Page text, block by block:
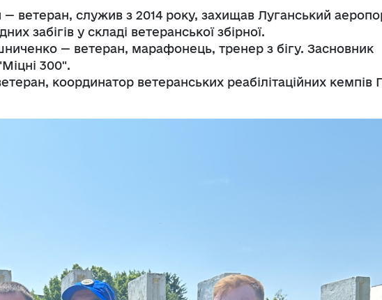
ветеран, служив з 2014 року, захищав Луганський
забігів у складі ветеранської збірної.
— ветеран, марафонець, тренер з бігу. Засновник
300".
координатор ветеранських реабілітаційних кемпів